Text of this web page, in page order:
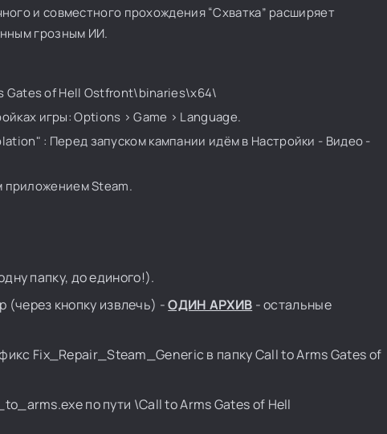
и совместного прохождения “Схватка” расширяет
грозным ИИ.
Gates of Hell Ostfront\binaries\x64\
игры: Options > Game > Language.
: Перед запуском кампании идём в Настройки - Видео -
приложением Steam.
папку, до единого!).
(через кнопку извлечь) -ОДИН АРХИВ - остальные
Fix_Repair_Steam_Generic в папку Call to Arms Gates of
по пути \Call to Arms Gates of Hell